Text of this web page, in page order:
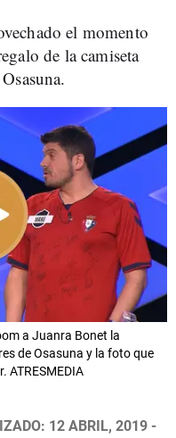
el momento
de la camiseta
a Juanra Bonet la
de Osasuna y la foto que
ATRESMEDIA
12 ABRIL, 2019 -